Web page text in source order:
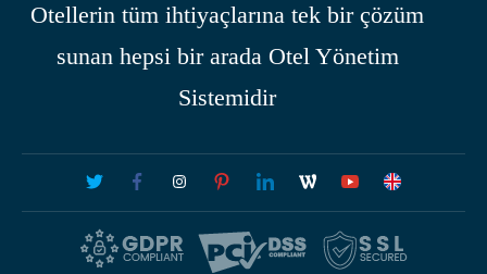
Otellerin tüm ihtiyaçlarına tek bir çözüm
sunan hepsi bir arada Otel Yönetim
Sistemidir